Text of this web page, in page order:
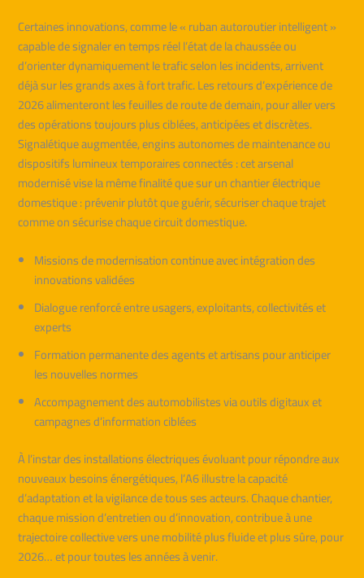
Certaines innovations, comme le « ruban autoroutier intelligent »
capable de signaler en temps réel l’état de la chaussée ou
d’orienter dynamiquement le trafic selon les incidents, arrivent
déjà sur les grands axes à fort trafic. Les retours d’expérience de
2026 alimenteront les feuilles de route de demain, pour aller vers
des opérations toujours plus ciblées, anticipées et discrètes.
Signalétique augmentée, engins autonomes de maintenance ou
dispositifs lumineux temporaires connectés : cet arsenal
modernisé vise la même finalité que sur un chantier électrique
domestique : prévenir plutôt que guérir, sécuriser chaque trajet
comme on sécurise chaque circuit domestique.
Missions de modernisation continue avec intégration des
innovations validées
Dialogue renforcé entre usagers, exploitants, collectivités et
experts
Formation permanente des agents et artisans pour anticiper
les nouvelles normes
Accompagnement des automobilistes via outils digitaux et
campagnes d’information ciblées
À l’instar des installations électriques évoluant pour répondre aux
nouveaux besoins énergétiques, l’A6 illustre la capacité
d’adaptation et la vigilance de tous ses acteurs. Chaque chantier,
chaque mission d’entretien ou d’innovation, contribue à une
trajectoire collective vers une mobilité plus fluide et plus sûre, pour
2026… et pour toutes les années à venir.